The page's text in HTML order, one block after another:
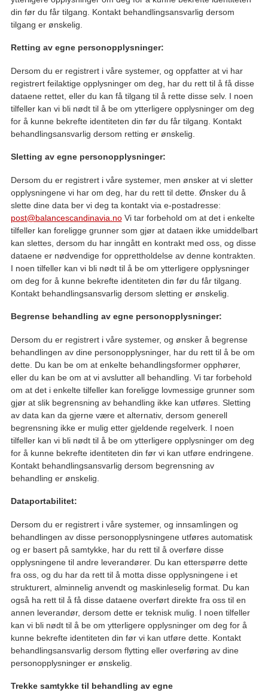
din før du får tilgang. Kontakt behandlingsansvarlig dersom
tilgang er ønskelig.
Retting av egne personopplysninger:
Dersom du er registrert i våre systemer, og oppfatter at vi har
registrert feilaktige opplysninger om deg, har du rett til å få disse
dataene rettet, eller du kan få tilgang til å rette disse selv. I noen
tilfeller kan vi bli nødt til å be om ytterligere opplysninger om deg
for å kunne bekrefte identiteten din før du får tilgang. Kontakt
behandlingsansvarlig dersom retting er ønskelig.
Sletting av egne personopplysninger:
Dersom du er registrert i våre systemer, men ønsker at vi sletter
opplysningene vi har om deg, har du rett til dette. Ønsker du å
slette dine data ber vi deg ta kontakt via e-postadresse:
post@balancescandinavia.noVi tar forbehold om at det i enkelte
tilfeller kan foreligge grunner som gjør at dataen ikke umiddelbart
kan slettes, dersom du har inngått en kontrakt med oss, og disse
dataene er nødvendige for opprettholdelse av denne kontrakten.
I noen tilfeller kan vi bli nødt til å be om ytterligere opplysninger
om deg for å kunne bekrefte identiteten din før du får tilgang.
Kontakt behandlingsansvarlig dersom sletting er ønskelig.
Begrense behandling av egne personopplysninger:
Dersom du er registrert i våre systemer, og ønsker å begrense
behandlingen av dine personopplysninger, har du rett til å be om
dette. Du kan be om at enkelte behandlingsformer opphører,
eller du kan be om at vi avslutter all behandling. Vi tar forbehold
om at det i enkelte tilfeller kan foreligge lovmessige grunner som
gjør at slik begrensning av behandling ikke kan utføres. Sletting
av data kan da gjerne være et alternativ, dersom generell
begrensning ikke er mulig etter gjeldende regelverk. I noen
tilfeller kan vi bli nødt til å be om ytterligere opplysninger om deg
for å kunne bekrefte identiteten din før vi kan utføre endringene.
Kontakt behandlingsansvarlig dersom begrensning av
behandling er ønskelig.
Dataportabilitet:
Dersom du er registrert i våre systemer, og innsamlingen og
behandlingen av disse personopplysningene utføres automatisk
og er basert på samtykke, har du rett til å overføre disse
opplysningene til andre leverandører. Du kan etterspørre dette
fra oss, og du har da rett til å motta disse opplysningene i et
strukturert, alminnelig anvendt og maskinleselig format. Du kan
også ha rett til å få disse dataene overført direkte fra oss til en
annen leverandør, dersom dette er teknisk mulig. I noen tilfeller
kan vi bli nødt til å be om ytterligere opplysninger om deg for å
kunne bekrefte identiteten din før vi kan utføre dette. Kontakt
behandlingsansvarlig dersom flytting eller overføring av dine
personopplysninger er ønskelig.
Trekke samtykke til behandling av egne